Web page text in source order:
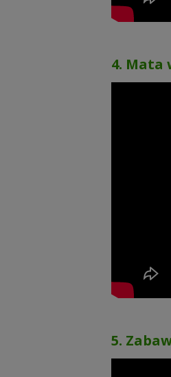
4. Mata
5.